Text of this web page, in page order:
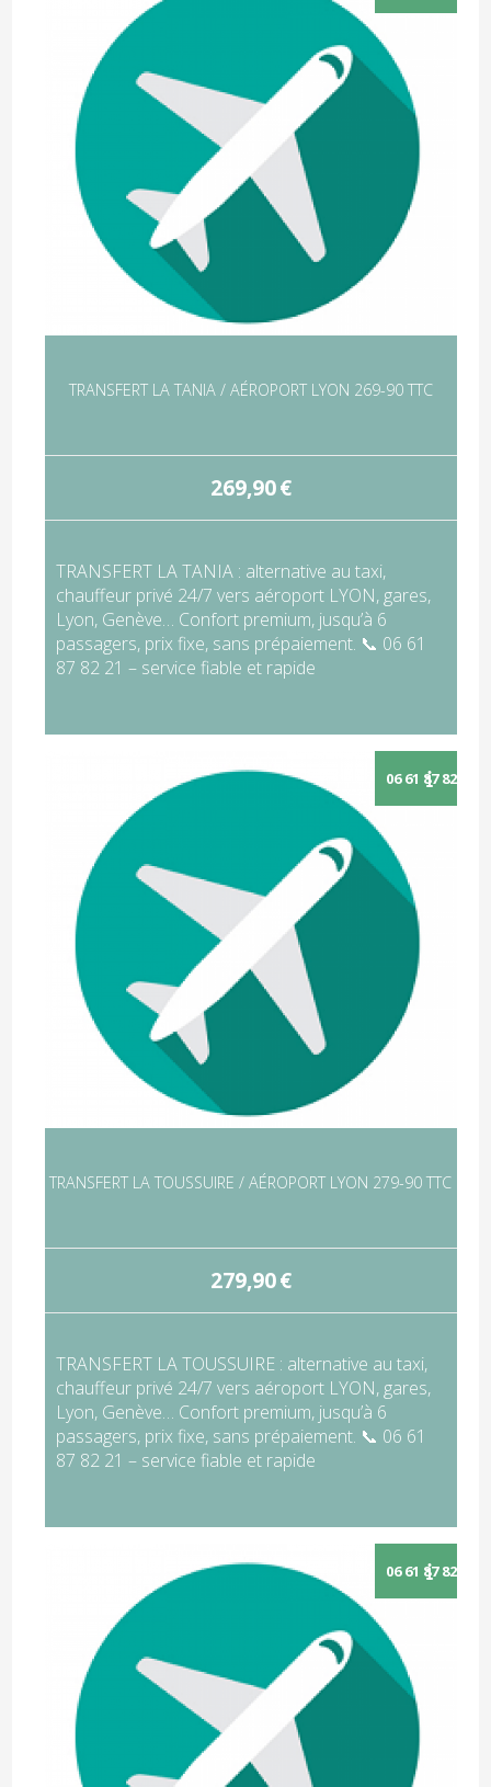
TRANSFERT LA TANIA / AÉROPORT LYON 269-90 TTC
269,90€
TRANSFERT LA TANIA : alternative au taxi,
chauffeur privé 24/7 vers aéroport LYON, gares,
Lyon, Genève… Confort premium, jusqu’à 6
passagers, prix fixe, sans prépaiement. 📞 06 61
87 82 21 – service fiable et rapide
TRANSFERT LA TOUSSUIRE / AÉROPORT LYON 279-90 TTC
279,90€
TRANSFERT LA TOUSSUIRE : alternative au taxi,
chauffeur privé 24/7 vers aéroport LYON, gares,
Lyon, Genève… Confort premium, jusqu’à 6
passagers, prix fixe, sans prépaiement. 📞 06 61
87 82 21 – service fiable et rapide